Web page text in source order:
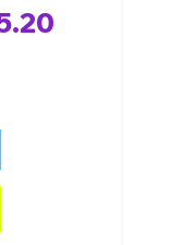
oferta